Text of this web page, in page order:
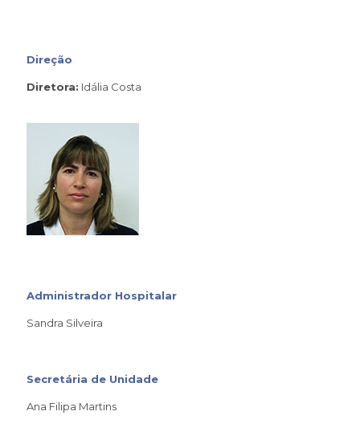
Direção
Diretora: Idália Costa
Administrador Hospitalar
Sandra Silveira
Secretária de Unidade
Ana Filipa Martins